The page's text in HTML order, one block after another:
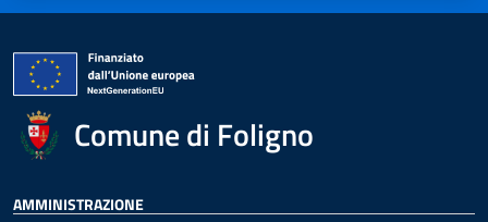
Comune di Foligno
AMMINISTRAZIONE